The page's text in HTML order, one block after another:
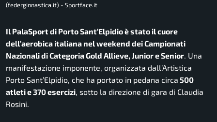
(federginnastica.it) - Sportface.it
Il PalaSport di Porto Sant’Elpidio è stato il cuore
dell’aerobica italiana nel weekend dei Campionati
Nazionali di Categoria Gold Allieve, Junior e Senior. Una
manifestazione imponente, organizzata dall’Artistica
Porto Sant’Elpidio, che ha portato in pedana circa 500
atleti e 370 esercizi, sotto la direzione di gara di Claudia
Rosini.